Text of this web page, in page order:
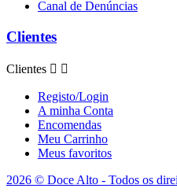
Canal de Denúncias
Clientes
Clientes  
Registo/Login
A minha Conta
Encomendas
Meu Carrinho
Meus favoritos
2026 © Doce Alto - Todos os